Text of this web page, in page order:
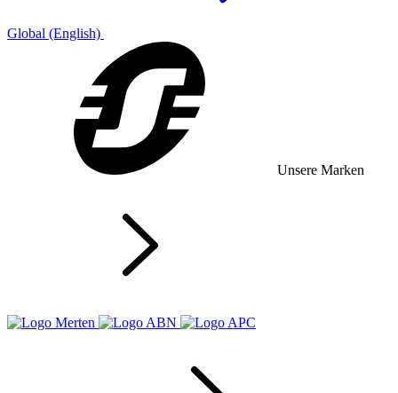
Global (English)
Unsere Marken